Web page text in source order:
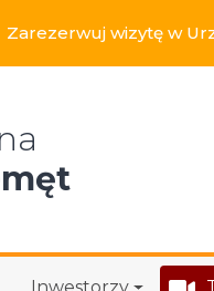
Zarezerwuj wizytę w
w serwisie